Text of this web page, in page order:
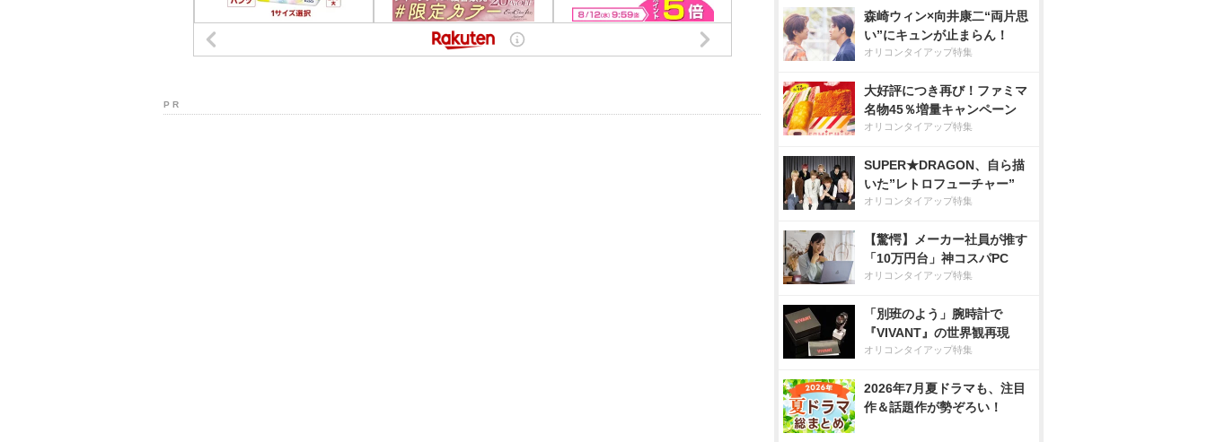
P R
森崎ウィン×向井康二“両片思
い”にキュンが止まらん！
オリコンタイアップ特集
大好評につき再び！ファミマ
名物45％増量キャンペーン
オリコンタイアップ特集
SUPER★DRAGON、自ら描
いた”レトロフューチャー”
オリコンタイアップ特集
【驚愕】メーカー社員が推す
「10万円台」神コスパPC
オリコンタイアップ特集
「別班のよう」腕時計で
『VIVANT』の世界観再現
オリコンタイアップ特集
2026年7月夏ドラマも、注目
作＆話題作が勢ぞろい！